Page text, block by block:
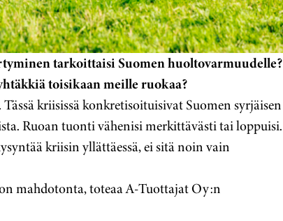
tarkoittaisi Suomen huoltovarmuudelle?
toisikaan meille ruokaa?
kriisissä konkretisoituisivat Suomen syrjäisen
Ruoan tuonti vähenisi merkittävästi tai loppuisi.
kriisin yllättäessä, ei sitä noin vain
mahdotonta, toteaa A-Tuottajat Oy:n